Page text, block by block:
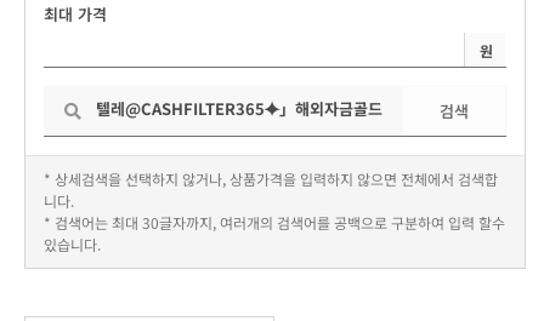
최대 가격
원
검색
* 상세검색을 선택하지 않거나, 상품가격을 입력하지 않으면 전체에서 검색합
니다.
* 검색어는 최대 30글자까지, 여러개의 검색어를 공백으로 구분하여 입력 할수
있습니다.